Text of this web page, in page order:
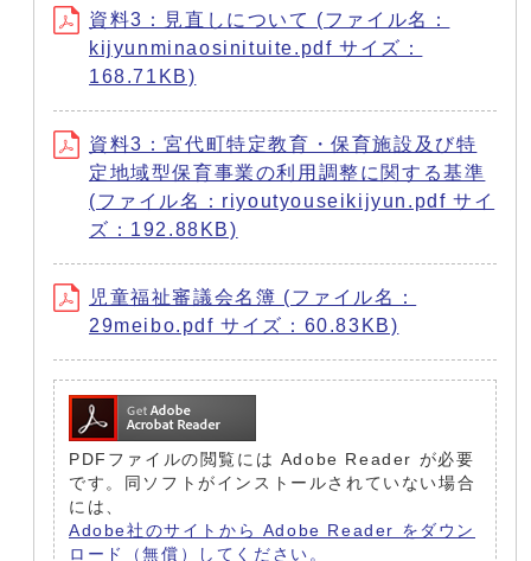
資料3：見直しについて (ファイル名：
kijyunminaosinituite.pdf サイズ：
168.71KB)
資料3：宮代町特定教育・保育施設及び特
定地域型保育事業の利用調整に関する基準
(ファイル名：riyoutyouseikijyun.pdf サイ
ズ：192.88KB)
児童福祉審議会名簿 (ファイル名：
29meibo.pdf サイズ：60.83KB)
PDFファイルの閲覧には Adobe Reader が必要
です。同ソフトがインストールされていない場合
には、
Adobe社のサイトから Adobe Reader をダウン
ロード（無償）してください。